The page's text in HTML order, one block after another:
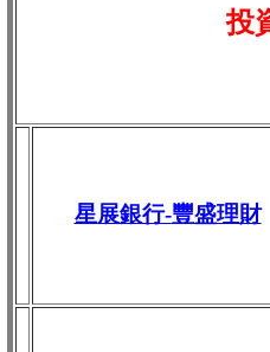
投
星展銀行-豐盛理財